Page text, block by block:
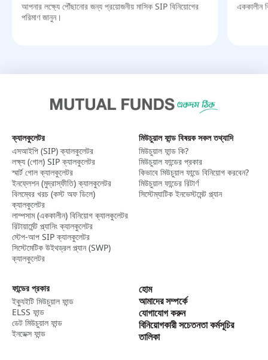
আপনার লক্ষ্যে পৌঁছানোর জন্য প্রয়োজনীয় মাসিক SIP বিনিয়োগের
পরিমাণ জানুন।
এককালীন
ক্যালকুলেটর
এসআইপি (SIP) ক্যালকুলেটর​
লক্ষ্য (গোল) SIP ক্যালকুলেটর​
স্মার্ট গোল ক্যালকুলেটর​
ইনফ্লেশন (মুদ্রাস্ফীতি) ক্যালকুলেটর​
বিলম্বের খরচ (কস্ট অফ ডিলে)
ক্যালকুলেটর
লাম্পসাম (এককালীন) বিনিয়োগ ক্যালকুলেটর​
রিটায়ার্মেন্ট প্ল্যানিং ক্যালকুলেটর
স্টেপ-আপ SIP ক্যালকুলেটর​
সিস্টেমেটিক উইথড্রল প্ল্যান (SWP)
ক্যালকুলেটর​
মিউচুয়াল ফান্ড বিষয়ক সকল তথ্যাদি
মিউচুয়াল ফান্ড কি?
মিউচুয়াল ফান্ডের প্রকার
কিভাবে মিউচুয়াল ফান্ডে বিনিয়োগ করবেন?
মিউচুয়াল ফান্ডের রিটার্ণ
সিস্টেম্যাটিক ইনভেস্টমেন্ট প্ল্যান
ফান্ডের প্রকার
ইক্যুইটি মিউচুয়াল ফান্ড
ELSS ফান্ড
ডেট মিউচুয়াল ফান্ড
ইনডেক্স ফান্ড
হোম
আমাদের সম্পর্কে
যোগাযোগ করুন
বিনিয়োগকারী সচেতনতা কর্মসূচির
তালিকা